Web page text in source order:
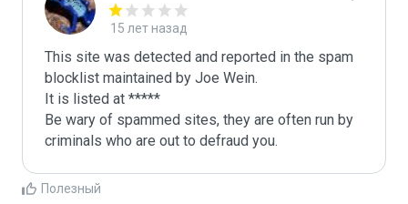
15 лет назад
This site was detected and reported in the spam
blocklist maintained by Joe Wein.
It is listed at *****
Be wary of spammed sites, they are often run by
criminals who are out to defraud you.
Полезный